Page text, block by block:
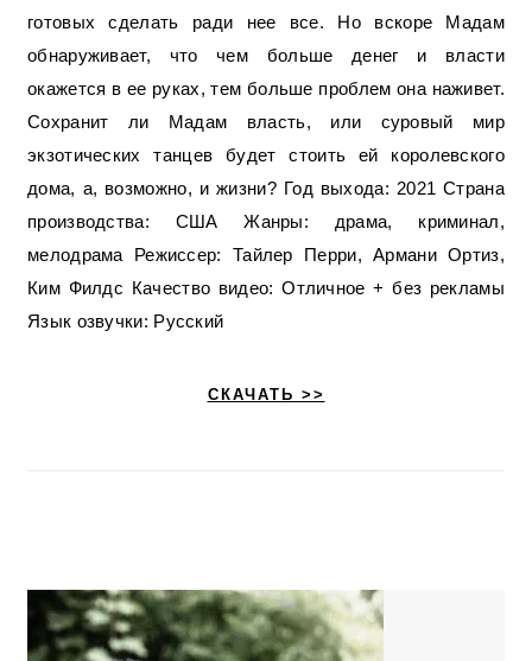
готовых сделать ради нее все. Но вскоре Мадам
обнаруживает, что чем больше денег и власти
окажется в ее руках, тем больше проблем она наживет.
Сохранит ли Мадам власть, или суровый мир
экзотических танцев будет стоить ей королевского
дома, а, возможно, и жизни? Год выхода: 2021 Страна
производства: США Жанры: драма, криминал,
мелодрама Режиссер: Тайлер Перри, Армани Ортиз,
Ким Филдс Качество видео: Отличное + без рекламы
Язык озвучки: Русский
СКАЧАТЬ >>